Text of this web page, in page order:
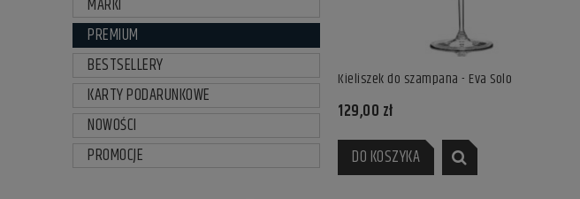
MARKI
PREMIUM
BESTSELLERY
KARTY PODARUNKOWE
NOWOŚCI
PROMOCJE
Kieliszek do szampana - Eva Solo
129,00 zł
DO KOSZYKA